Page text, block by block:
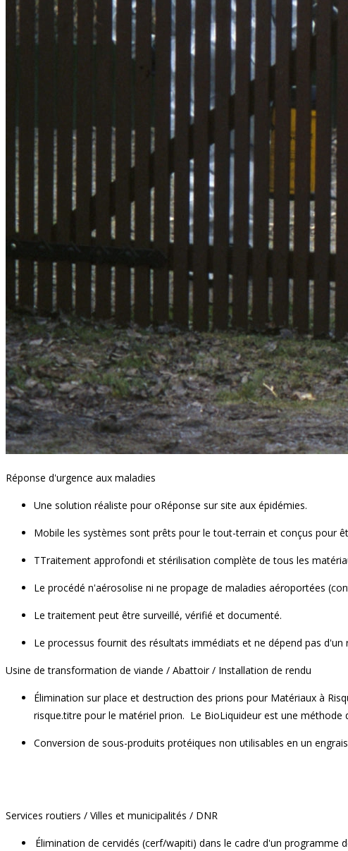
Réponse d'urgence aux maladies
Une solution réaliste pour oRéponse sur site aux épidémies.
Mobile les systèmes sont prêts pour le tout-terrain et conçus pour
TTraitement approfondi et stérilisation complète de tous les
Le procédé n'aérosolise ni ne propage de maladies aéroportées
Le traitement peut être surveillé, vérifié et documenté.
Le processus fournit des résultats immédiats et ne dépend pas
Usine de transformation de viande / Abattoir / Installation de rendu
Élimination sur place et destruction des prions pour Matériaux à
risque.titre pour le matériel prion. Le BioLiquideurest une méthode
Conversion de sous-produits protéiques non utilisables en un
Services routiers / Villes et municipalités / DNR
Élimination de cervidés (cerf/wapiti) dans le cadre d'un programme